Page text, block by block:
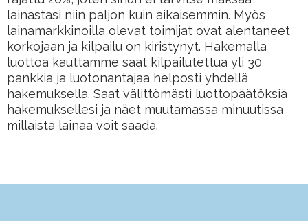
lainastasi niin paljon kuin aikaisemmin. Myös
lainamarkkinoilla olevat toimijat ovat alentaneet
korkojaan ja kilpailu on kiristynyt. Hakemalla
luottoa kauttamme saat kilpailutettua yli 30
pankkia ja luotonantajaa helposti yhdellä
hakemuksella. Saat välittömästi luottopäätöksiä
hakemuksellesi ja näet muutamassa minuutissa
millaista lainaa voit saada.